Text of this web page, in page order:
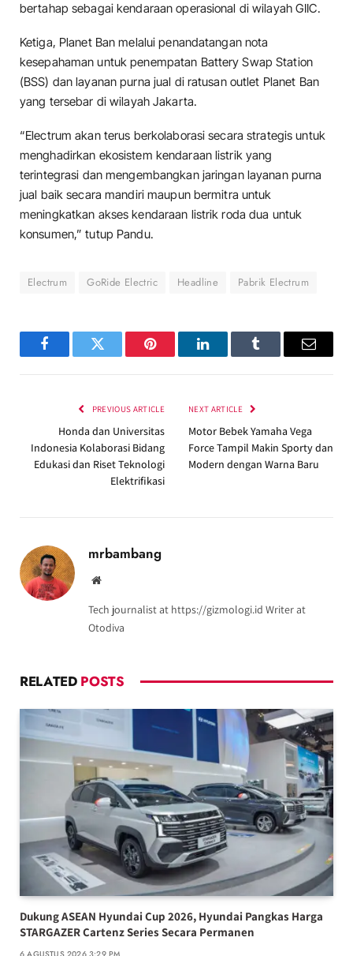
bertahap sebagai kendaraan operasional di wilayah GIIC.
Ketiga, Planet Ban melalui penandatangan nota
kesepahaman untuk penempatan Battery Swap Station
(BSS) dan layanan purna jual di ratusan outlet Planet Ban
yang tersebar di wilayah Jakarta.
“Electrum akan terus berkolaborasi secara strategis untuk
menghadirkan ekosistem kendaraan listrik yang
terintegrasi dan mengembangkan jaringan layanan purna
jual baik secara mandiri maupun bermitra untuk
meningkatkan akses kendaraan listrik roda dua untuk
konsumen,” tutup Pandu.
Electrum GoRide Electric Headline Pabrik Electrum
FacebookTwitter Pinterest LinkedInTumblr Email
PREVIOUS ARTICLE
Honda dan Universitas
Indonesia Kolaborasi Bidang
Edukasi dan Riset Teknologi
Elektrifikasi
NEXT ARTICLE
Motor Bebek Yamaha Vega
Force Tampil Makin Sporty dan
Modern dengan Warna Baru
mrbambang
Website
Tech journalist at https://gizmologi.id Writer at
Otodiva
RELATED POSTS
Dukung ASEAN Hyundai Cup 2026, Hyundai Pangkas Harga
STARGAZER Cartenz Series Secara Permanen